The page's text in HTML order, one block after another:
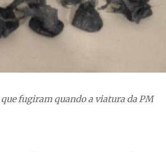
fugiram quando a viatura da PM